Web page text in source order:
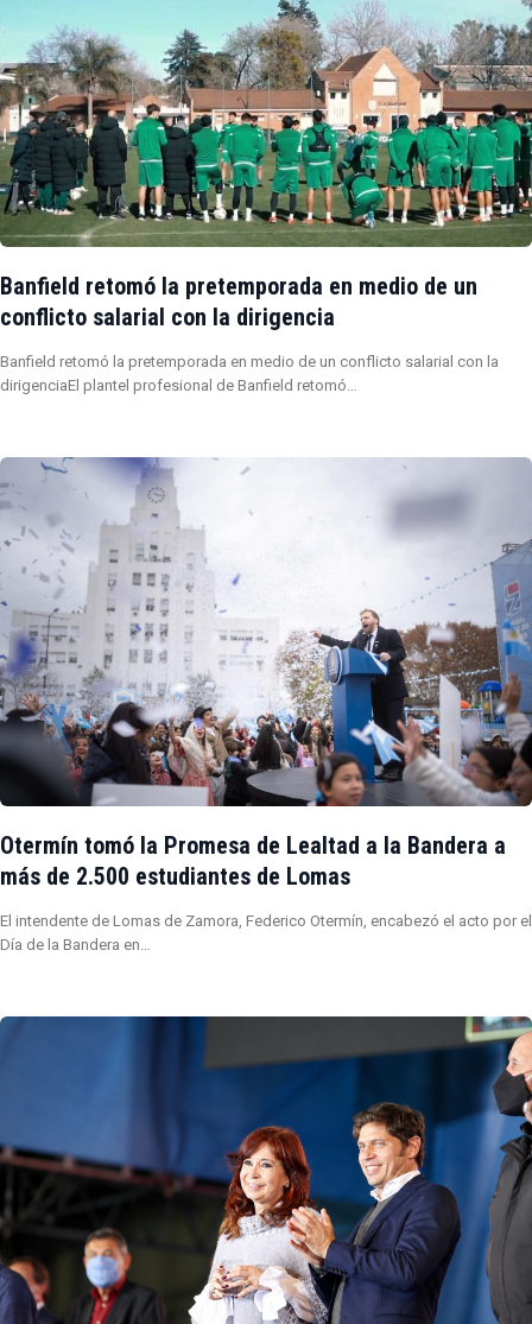
Banfield retomó la pretemporada en medio de un
conflicto salarial con la dirigencia
Banfield retomó la pretemporada en medio de un conflicto salarial con la
dirigenciaEl plantel profesional de Banfield retomó…
Otermín tomó la Promesa de Lealtad a la Bandera a
más de 2.500 estudiantes de Lomas
El intendente de Lomas de Zamora, Federico Otermín, encabezó el acto por el
Día de la Bandera en…